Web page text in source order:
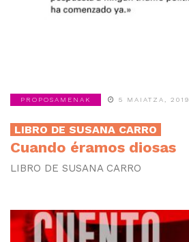
PROPOSAMENAK 5 MAIATZA, 2019
LIBRO DE SUSANA CARRO
Cuando éramos diosas
LIBRO DE SUSANA CARRO